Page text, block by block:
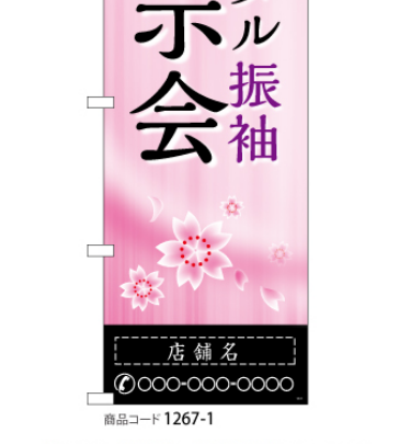
美容・健康 地域・観光
イベント・季節 不動産・建築
カルチャー・教養
車・バイク関連
OTHER ITEMS
関連アイテムを見る
ORIGINAL ORDER
オリジナルオーダー注文方法
お届け納期と配送方法
お支払方法
商品について
よくある質問
オリジナルオーダー制作事例